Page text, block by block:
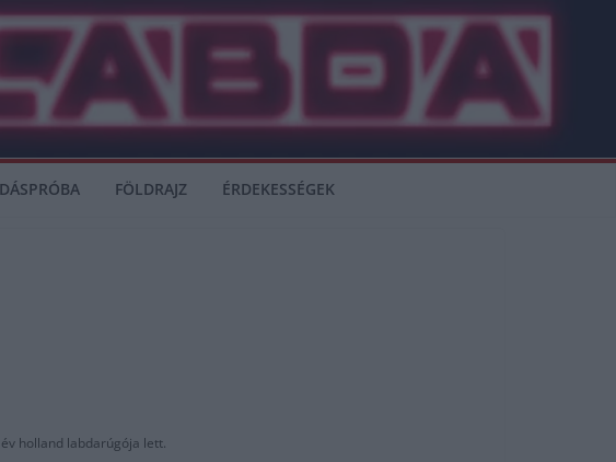
FÖLDRAJZ ÉRDEKESSÉGEK
holland labdarúgója lett.